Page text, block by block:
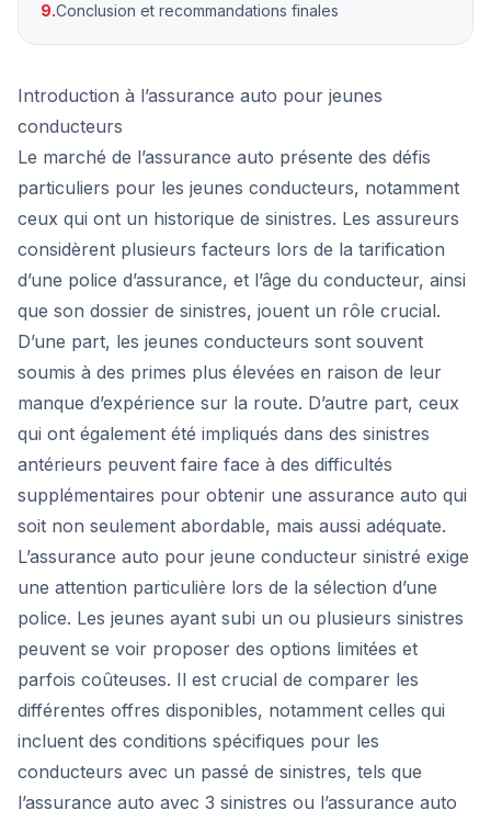
9.Conclusion et recommandations finales
Introduction à l’assurance auto pour jeunes
conducteurs
Le marché de l’assurance auto présente des défis
particuliers pour les jeunes conducteurs, notamment
ceux qui ont un historique de sinistres. Les assureurs
considèrent plusieurs facteurs lors de la tarification
d’une police d’assurance, et l’âge du conducteur, ainsi
que son dossier de sinistres, jouent un rôle crucial.
D’une part, les jeunes conducteurs sont souvent
soumis à des primes plus élevées en raison de leur
manque d’expérience sur la route. D’autre part, ceux
qui ont également été impliqués dans des sinistres
antérieurs peuvent faire face à des difficultés
supplémentaires pour obtenir une assurance auto qui
soit non seulement abordable, mais aussi adéquate.
L’assurance auto pour jeune conducteur sinistré exige
une attention particulière lors de la sélection d’une
police. Les jeunes ayant subi un ou plusieurs sinistres
peuvent se voir proposer des options limitées et
parfois coûteuses. Il est crucial de comparer les
différentes offres disponibles, notamment celles qui
incluent des conditions spécifiques pour les
conducteurs avec un passé de sinistres, tels que
l’assurance auto avec 3 sinistres ou l’assurance auto